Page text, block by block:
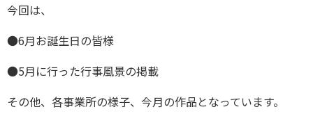
今回は、
●6月お誕生日の皆様
●5月に行った行事風景の掲載
その他、各事業所の様子、今月の作品となっています。